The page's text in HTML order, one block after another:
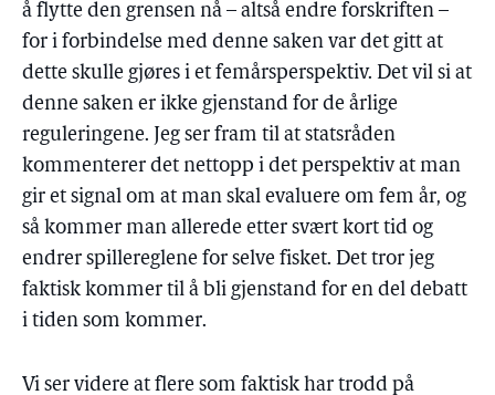
å flytte den grensen nå – altså endre forskriften –
for i forbindelse med denne saken var det gitt at
dette skulle gjøres i et femårsperspektiv. Det vil si at
denne saken er ikke gjenstand for de årlige
reguleringene. Jeg ser fram til at statsråden
kommenterer det nettopp i det perspektiv at man
gir et signal om at man skal evaluere om fem år, og
så kommer man allerede etter svært kort tid og
endrer spillereglene for selve fisket. Det tror jeg
faktisk kommer til å bli gjenstand for en del debatt
i tiden som kommer.
Vi ser videre at flere som faktisk har trodd på